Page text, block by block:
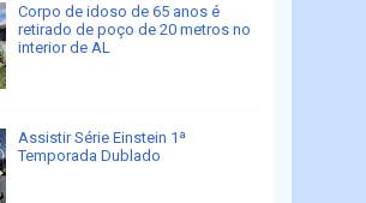
Corpo de idoso de 65 anos é
retirado de poço de 20 metros no
interior de AL
Assistir Série Einstein 1ª
Temporada Dublado